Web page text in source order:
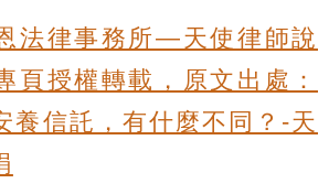
法律事務所—天使律師說
頁授權轉載，原文出處：
養信託，有什麼不同？-天